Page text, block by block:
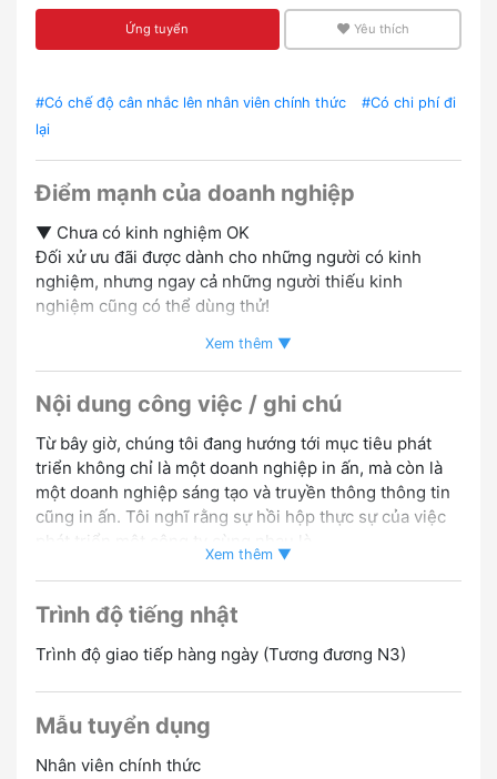
Ứng tuyển Yêu thích
#Có chế độ cân nhắc lên nhân viên chính thức
#Có chi phí đi
lại
Điểm mạnh của doanh nghiệp
▼ Chưa có kinh nghiệm OK
Đối xử ưu đãi được dành cho những người có kinh
nghiệm, nhưng ngay cả những người thiếu kinh
nghiệm cũng có thể dùng thử!
▼ Trở thành đối tác quản lý trong tương lai!
quảng cáo và kỹ năng bán hàng có lợi thế
triển doanh nghiệp này đều được hoan nghênh ★
▼ Lợi ích phúc lợi cũng rất đáng kể
Được trang bị đầy đủ các loại bảo hiểm xã hội
Xem thêm ▼
Nội dung công việc / ghi chú
Từ bây giờ, chúng tôi đang hướng tới mục tiêu phát
triển không chỉ là một doanh nghiệp in ấn, mà còn là
một doanh nghiệp sáng tạo và truyền thông thông tin
cũng in ấn. Tôi nghĩ rằng sự hồi hộp thực sự của việc
phát triển một công ty cùng nhau là.
Ngoài ra, chúng tôi đang nghiên cứu các kỹ thuật học
thách lĩnh vực VR/XR, học công nghệ mới và có động
Có chế độ cân nhắc lên nhân viên chính thức
Xem thêm ▼
Trình độ tiếng nhật
Trình độ giao tiếp hàng ngày (Tương đương N3)
Mẫu tuyển dụng
Nhân viên chính thức